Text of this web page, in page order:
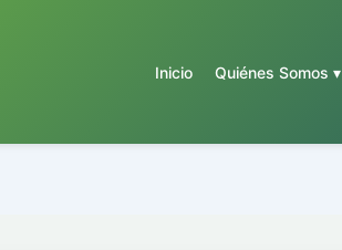
Inicio Quiénes Somos ▾